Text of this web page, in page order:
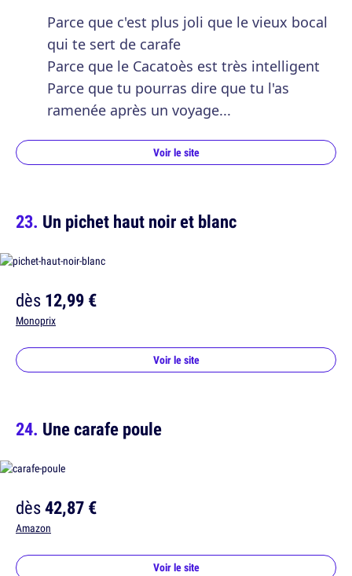
Parce que c'est plus joli que le vieux bocal
qui te sert de carafe
Parce que le Cacatoès est très intelligent
Parce que tu pourras dire que tu l'as
ramenée après un voyage...
Voir le site
Un pichet haut noir et blanc
dès12,99 €
Monoprix
Voir le site
Une carafe poule
dès42,87 €
Amazon
Voir le site